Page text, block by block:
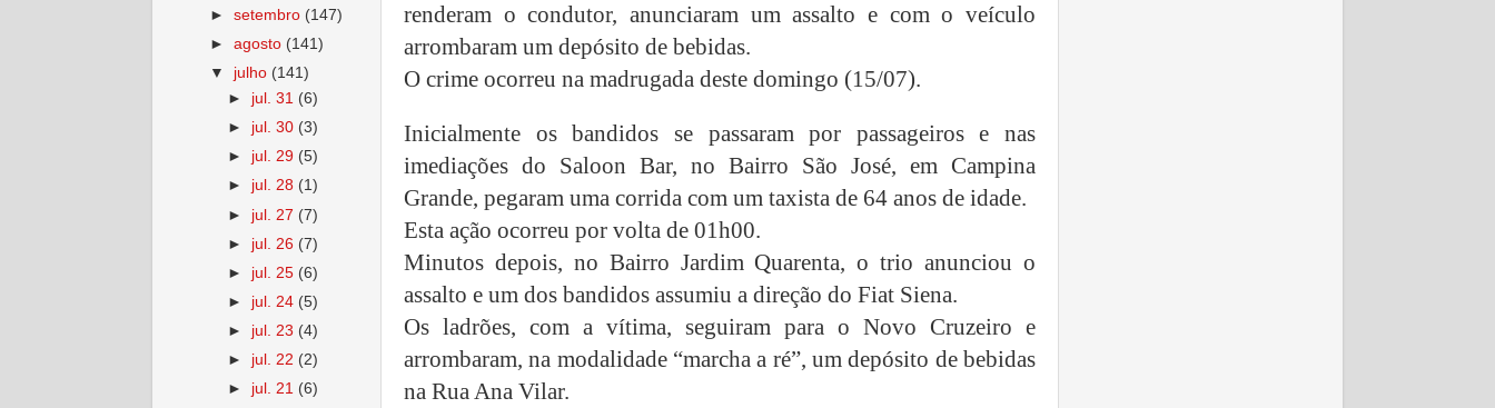
renderam o condutor, anunciaram um assalto e com o veículo
arrombaram um depósito de bebidas.
O crime ocorreu na madrugada deste domingo (15/07).
Inicialmente os bandidos se passaram por passageiros e nas
imediações do Saloon Bar, no Bairro São José, em Campina
Grande, pegaram uma corrida com um taxista de 64 anos de idade.
Esta ação ocorreu por volta de 01h00.
Minutos depois, no Bairro Jardim Quarenta, o trio anunciou o
assalto e um dos bandidos assumiu a direção do Fiat Siena.
Os ladrões, com a vítima, seguiram para o Novo Cruzeiro e
arrombaram, na modalidade “marcha a ré”, um depósito de bebidas
na Rua Ana Vilar.
►setembro (147)
►agosto (141)
▼ julho (141)
► jul. 31 (6)
► jul. 30 (3)
► jul. 29 (5)
► jul. 28 (1)
► jul. 27 (7)
► jul. 26 (7)
► jul. 25 (6)
► jul. 24 (5)
► jul. 23 (4)
► jul. 22 (2)
► jul. 21 (6)